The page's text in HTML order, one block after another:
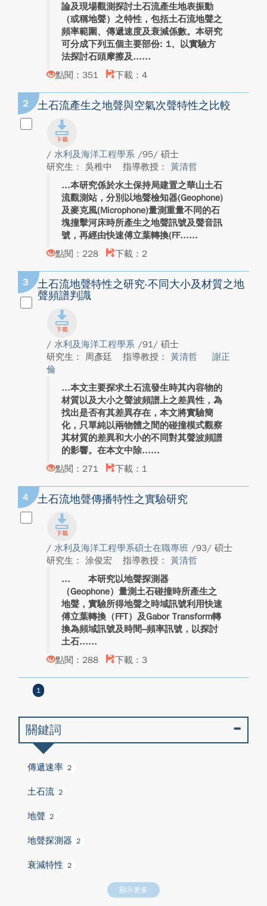
論及現場觀測探討土石流產生地表振動
（或稱地聲）之特性，包括土石流地聲之
頻率範圍、傳遞速度及衰減係數。本研究
可分成下列五個主要部份: 1、以實驗方
法探討石頭摩擦及...
點閱：351
下載：4
2 土石流產生之地聲與空氣次聲特性之比較
/ 水利及海洋工程學系 /95/ 碩士
研究生： 吳稚中
指導教授： 黃清哲
本研究係於水土保持局建置之華山土石
流觀測站，分別以地聲檢知器(Geophone)
及麥克風(Microphone)量測重量不同的石
塊撞擊河床時所產生之地聲訊號及聲音訊
號，再經由快速傅立葉轉換(FF...
點閱：228
下載：2
3
土石流地聲特性之研究-不同大小及材質之地
聲頻譜判識
/ 水利及海洋工程學系 /91/ 碩士
研究生： 周彥廷
指導教授： 黃清哲
謝正
倫
本文主要探求土石流發生時其內容物的
材質以及大小之聲波頻譜上之差異性，為
找出是否有其差異存在，本文將實驗簡
化，只單純以兩物體之間的碰撞模式觀察
其材質的差異和大小的不同對其聲波頻譜
的影響。在本文中除...
點閱：271
下載：1
4 土石流地聲傳播特性之實驗研究
/ 水利及海洋工程學系碩士在職專班 /93/ 碩士
研究生： 涂俊宏
指導教授： 黃清哲
本研究以地聲探測器
（Geophone）量測土石碰撞時所產生之
地聲，實驗所得地聲之時域訊號利用快速
傅立葉轉換（FFT）及Gabor Transform轉
換為頻域訊號及時間–頻率訊號，以探討
土石...
點閱：288
下載：3
1
關鍵詞
傳遞速率 2
土石流 2
地聲 2
地聲探測器 2
衰減特性 2
顯示更多